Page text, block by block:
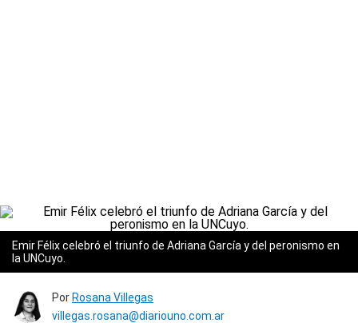
Emir Félix celebró el triunfo de Adriana García y del peronismo en
la UNCuyo.
Por Rosana Villegas
villegas.rosana@diariouno.com.ar